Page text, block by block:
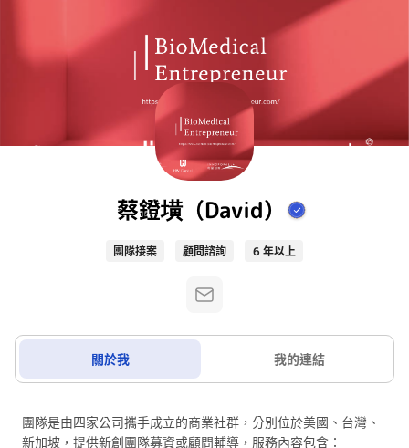
蔡鐙墴（David）
團隊接案 顧問諮詢 6 年以上
關於我 我的連結
團隊是由四家公司攜手成立的商業社群，分別位於美國、台灣、
新加坡，提供新創團隊募資或顧問輔導，服務內容包含：